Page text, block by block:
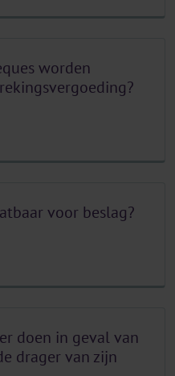
worden
voor beslag?
doen in geval van
drager van zijn